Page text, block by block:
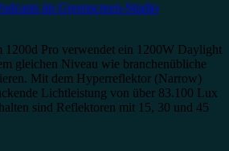
Pro verwendet ein 1200W Daylight
gleichen Niveau wie branchenübliche
Mit dem Hyperreflektor (Narrow)
Lichtleistung von über 83.100 Lux
sind Reflektoren mit 15, 30 und 45